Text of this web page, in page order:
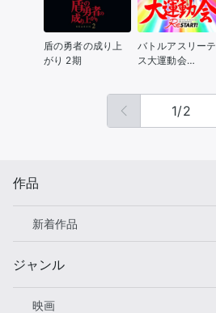
盾の勇者の成り上
がり 2期
バトルアスリーテ
ス大運動会
1/2
作品
新着作品
ジャンル
映画